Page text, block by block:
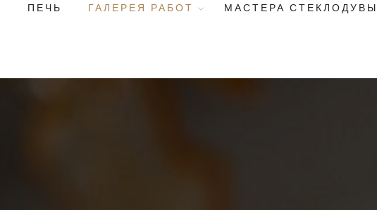
ПЕЧЬ ГАЛЕРЕЯ РАБОТ МАСТЕРА СТЕКЛОДУВЫ